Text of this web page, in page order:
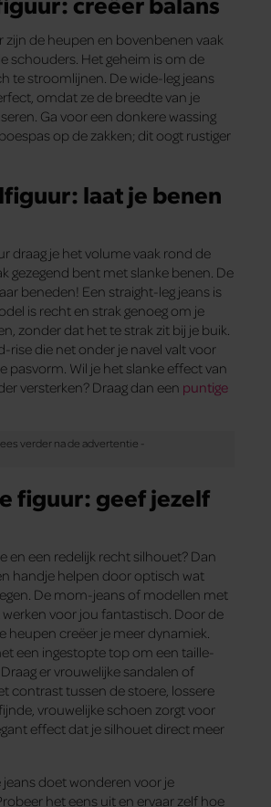
zijn de heupen en bovenbenen vaak
schouders. Het geheim is om de
te stroomlijnen. De wide-leg jeans
omdat ze de breedte van je
Ga voor een donkere wassing
op de zakken; dit oogt rustiger
laat je benen
draag je het volume vaak rond de
gezegend bent met slanke benen. De
beneden! Een straight-leg jeans is
is recht en strak genoeg om je
zonder dat het te strak zit bij je buik.
rise die net onder je navel valt voor
pasvorm. Wil je het slanke effect van
versterken? Draag dan een puntige
figuur: geef jezelf
en een redelijk recht silhouet? Dan
handje helpen door optisch wat
De mom-jeans of modellen met
voor jou fantastisch. Door de
heupen creëer je meer dynamiek.
een ingestopte top om een taille-
er vrouwelijke sandalen of
contrast tussen de stoere, lossere
vrouwelijke schoen zorgt voor
effect dat je silhouet direct meer
doet wonderen voor je
het eens uit en ervaar zelf hoe